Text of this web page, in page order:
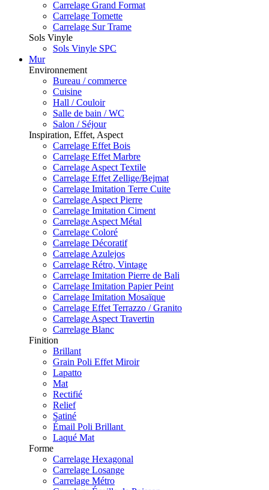
Carrelage Grand Format
Carrelage Tomette
Carrelage Sur Trame
Sols Vinyle
Sols Vinyle SPC
Mur
Environnement
Bureau / commerce
Cuisine
Hall / Couloir
Salle de bain / WC
Salon / Séjour
Inspiration, Effet, Aspect
Carrelage Effet Bois
Carrelage Effet Marbre
Carrelage Aspect Textile
Carrelage Effet Zellige/Bejmat
Carrelage Imitation Terre Cuite
Carrelage Aspect Pierre
Carrelage Imitation Ciment
Carrelage Aspect Métal
Carrelage Coloré
Carrelage Décoratif
Carrelage Azulejos
Carrelage Rétro, Vintage
Carrelage Imitation Pierre de Bali
Carrelage Imitation Papier Peint
Carrelage Imitation Mosaïque
Carrelage Effet Terrazzo / Granito
Carrelage Aspect Travertin
Carrelage Blanc
Finition
Brillant
Grain Poli Effet Miroir
Lapatto
Mat
Rectifié
Relief
Satiné
Émail Poli Brillant
Laqué Mat
Forme
Carrelage Hexagonal
Carrelage Losange
Carrelage Métro